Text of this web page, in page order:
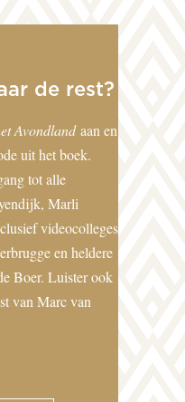
de rest?
Avondlandaan en
uit het boek.
tot alle
Marli
videocolleges
en heldere
Boer. Luister ook
van Marc van